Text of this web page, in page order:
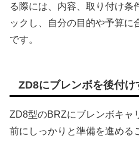
る際には、内容、取り付け条
ックし、自分の目的や予算に
です。
ZD8にブレンボを後付
ZD8型のBRZにブレンボキャ
前にしっかりと準備を進める